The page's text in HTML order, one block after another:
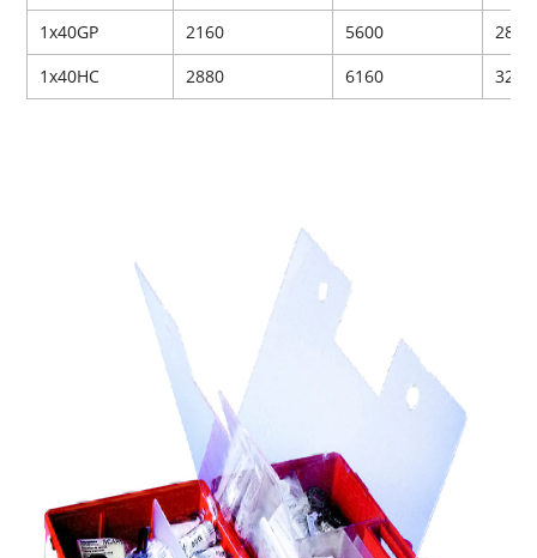
1x40GP
2160 5600
2842
1x40HC
2880 6160 3248